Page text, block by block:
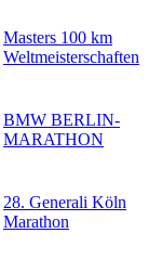
Masters 100 km
Weltmeisterschaften
BMW BERLIN-
MARATHON
28. Generali Köln
Marathon